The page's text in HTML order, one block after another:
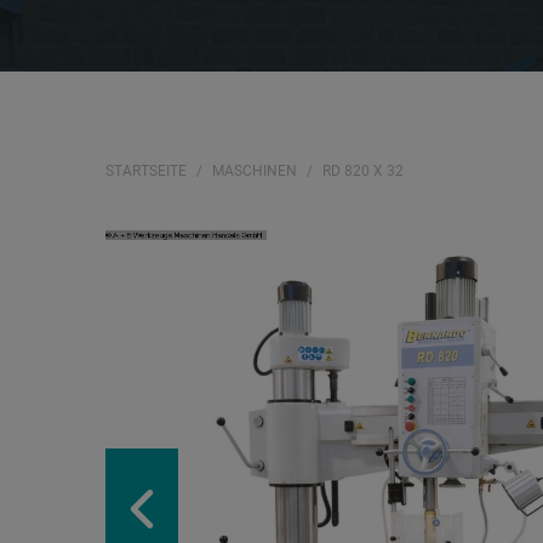
STARTSEITE MASCHINEN RD 820 X 32